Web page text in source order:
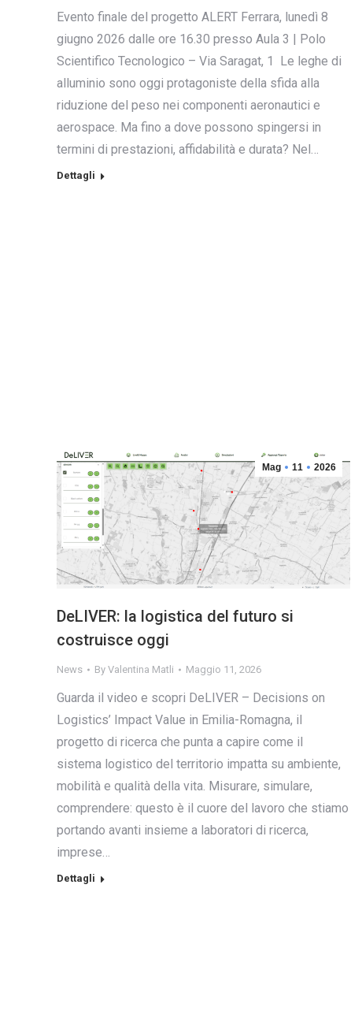
Evento finale del progetto ALERT Ferrara, lunedì 8
giugno 2026 dalle ore 16.30 presso Aula 3 | Polo
Scientifico Tecnologico – Via Saragat, 1 Le leghe di
alluminio sono oggi protagoniste della sfida alla
riduzione del peso nei componenti aeronautici e
aerospace. Ma fino a dove possono spingersi in
termini di prestazioni, affidabilità e durata? Nel…
Dettagli
Mag 11 2026
DeLIVER: la logistica del futuro si
costruisce oggi
News By Valentina Matli Maggio 11, 2026
Guarda il video e scopri DeLIVER – Decisions on
Logistics’ Impact Value in Emilia-Romagna, il
progetto di ricerca che punta a capire come il
sistema logistico del territorio impatta su ambiente,
mobilità e qualità della vita. Misurare, simulare,
comprendere: questo è il cuore del lavoro che stiamo
portando avanti insieme a laboratori di ricerca,
imprese…
Dettagli